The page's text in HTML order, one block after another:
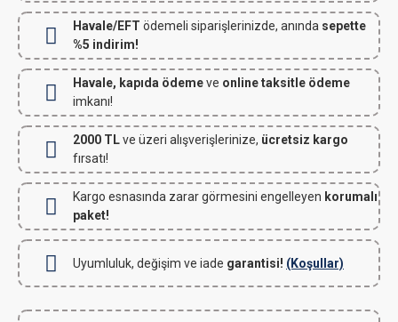
Havale/EFT ödemeli siparişlerinizde, anında sepette
%5 indirim!
Havale, kapıda ödemeve online taksitle ödeme
imkanı!
2000 TLve üzeri alışverişlerinize, ücretsiz kargo
fırsatı!
Kargo esnasında zarar görmesini engelleyen korumalı
paket!
Uyumluluk, değişim ve iade garantisi! (Koşullar)